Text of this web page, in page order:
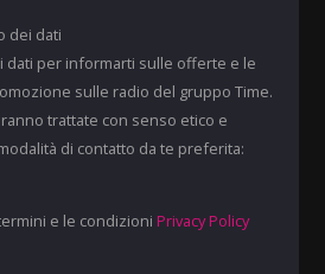
dei dati
dati per informarti sulle offerte e le
sulle radio del gruppo Time.
trattate con senso etico e
di contatto da te preferita:
e le condizioni Privacy Policy